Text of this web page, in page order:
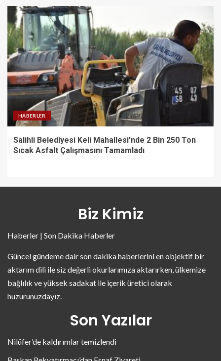
HABERLER
Salihli Belediyesi Keli Mahallesi’nde 2 Bin 250 Ton
Sıcak Asfalt Çalışmasını Tamamladı
Biz Kimiz
Haberler | Son Dakika Haberler
Güncel gündeme dair son dakika haberlerini en objektif bir
aktarım dili ile siz değerli okurlarımıza aktarırken, ülkemize
bağlılık ve yüksek sadakat ile içerik üretici olarak
huzurunuzdayız.
Son Yazılar
Nilüfer’de kaldırımlar temizlendi